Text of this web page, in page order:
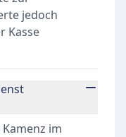
jedoch
Kasse
im